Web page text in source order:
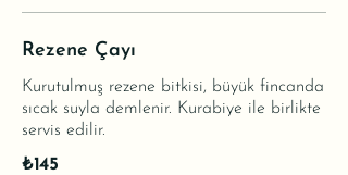
Rezene Çayı
Kurutulmuş rezene bitkisi, büyük fincanda
sıcak suyla demlenir. Kurabiye ile birlikte
servis edilir.
₺145